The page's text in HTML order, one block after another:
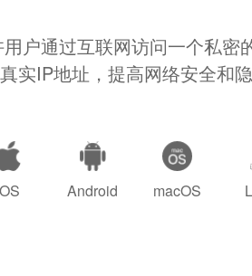
户通过互联网访问一个私密
实IP地址，提高网络安全和隐
Android macOS